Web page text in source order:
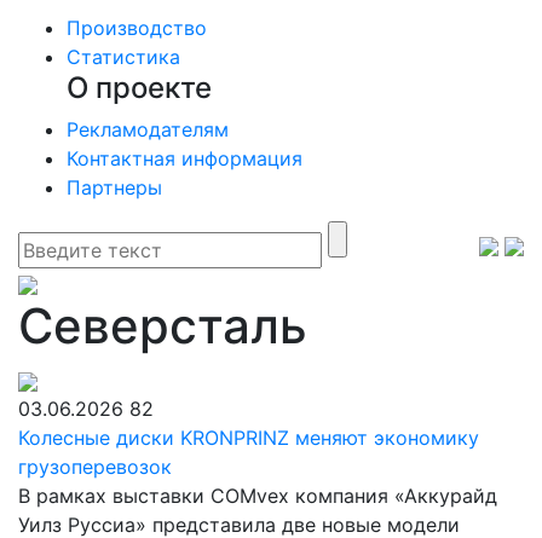
Производство
Статистика
О проекте
Рекламодателям
Контактная информация
Партнеры
Северсталь
03.06.2026 82
Колесные диски KRONPRINZ меняют экономику
грузоперевозок
В рамках выставки COMvex компания «Аккурайд
Уилз Руссиа» представила две новые модели